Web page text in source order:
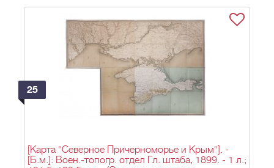
25
[Карта "Северное Причерноморье и Крым"]. -
[Б.м.]: Воен.-топогр. отдел Гл. штаба, 1899. - 1 л.;